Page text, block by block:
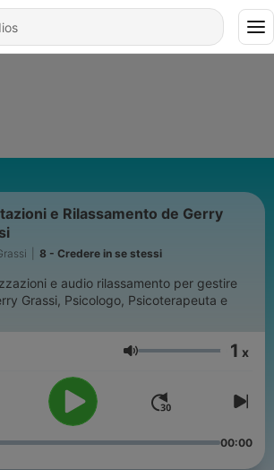
e Rilassamento de Gerry
8 - Credere in se stessi
e audio rilassamento per gestire
Grassi, Psicologo, Psicoterapeuta e
Volume 1 x
00:00